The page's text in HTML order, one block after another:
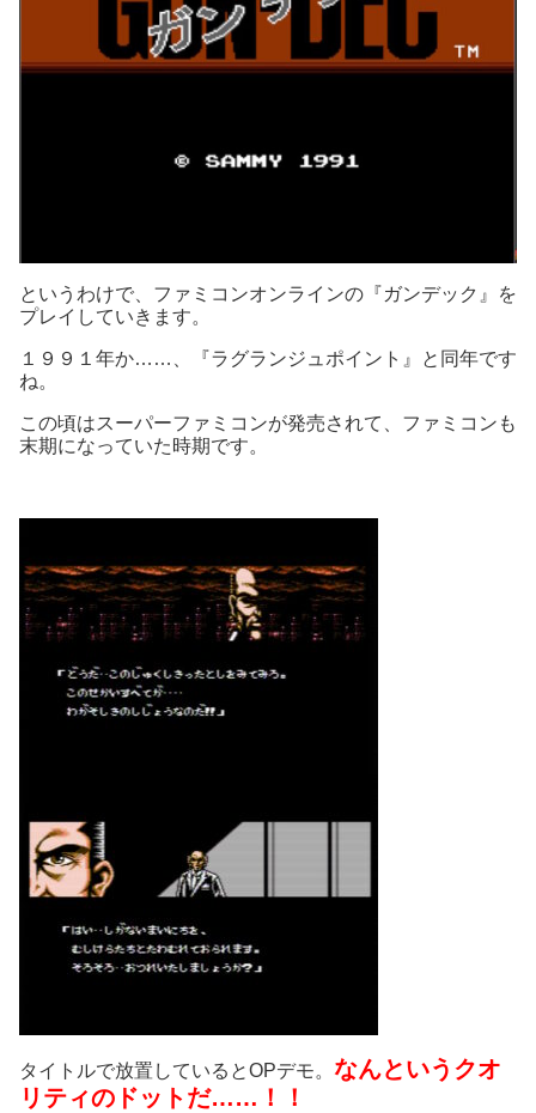
というわけで、ファミコンオンラインの『ガンデック』を
プレイしていきます。
１９９１年か……、『ラグランジュポイント』と同年です
ね。
この頃はスーパーファミコンが発売されて、ファミコンも
末期になっていた時期です。
タイトルで放置しているとOPデモ。 なんという クオ
リティのドットだ……！！